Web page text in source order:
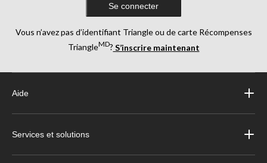
Se connecter
Vous n’avez pas d’identifiant Triangle ou de carte Récompenses
TriangleMD? S’inscrire maintenant
Aide
Services et solutions